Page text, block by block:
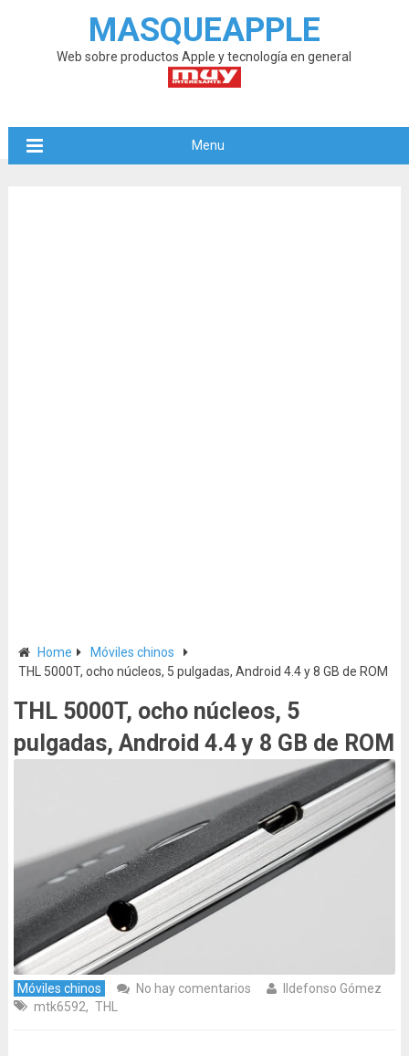
MASQUEAPPLE
Web sobre productos Apple y tecnología en general
Menu
Home
Móviles chinos
THL 5000T, ocho núcleos, 5 pulgadas, Android 4.4 y 8 GB de ROM
THL 5000T, ocho núcleos, 5
pulgadas, Android 4.4 y 8 GB de ROM
Móviles chinos No hay comentarios
Ildefonso Gómez
mtk6592, THL